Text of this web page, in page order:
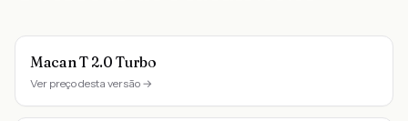
Macan T 2.0 Turbo
Ver preço desta versão →